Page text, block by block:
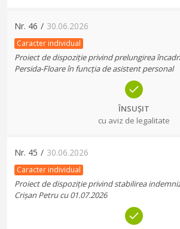
Nr. 46 / 30.06.2026
Caracter individual
Proiect de dispoziție privind prelungirea
Persida-Floare în funcția de asistent personal
ÎNSUȘIT
cu aviz de legalitate
Nr. 45 / 30.06.2026
Caracter individual
Proiect de dispoziție privind stabilirea
Crișan Petru cu 01.07.2026